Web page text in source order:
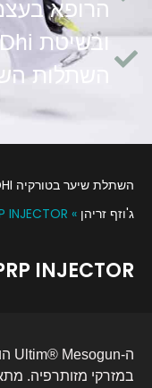
הרופא
השתלות
השתלת שיער בטורקיה DHI
ג'וזף זריהן »
INJECTOR
INJECTOR
במזרקי מזותרפיה.